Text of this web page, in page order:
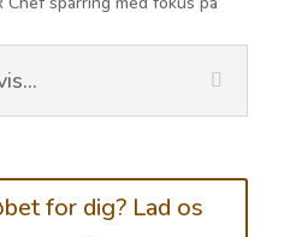
for dig? Lad os